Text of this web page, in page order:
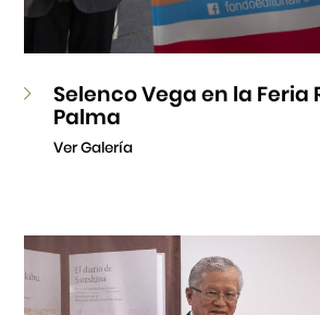
Selenco Vega en la Feria
Palma
Ver Galería